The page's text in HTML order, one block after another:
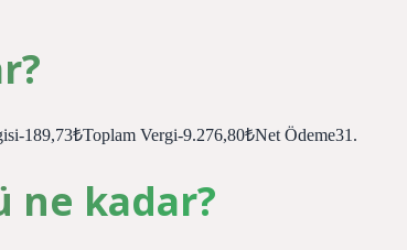
189,73₺Toplam Vergi-9.276,80₺Net Ödeme31.
ne kadar?